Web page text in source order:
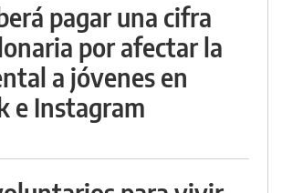
pagar una cifra
por afectar la
a jóvenes en
e Instagram